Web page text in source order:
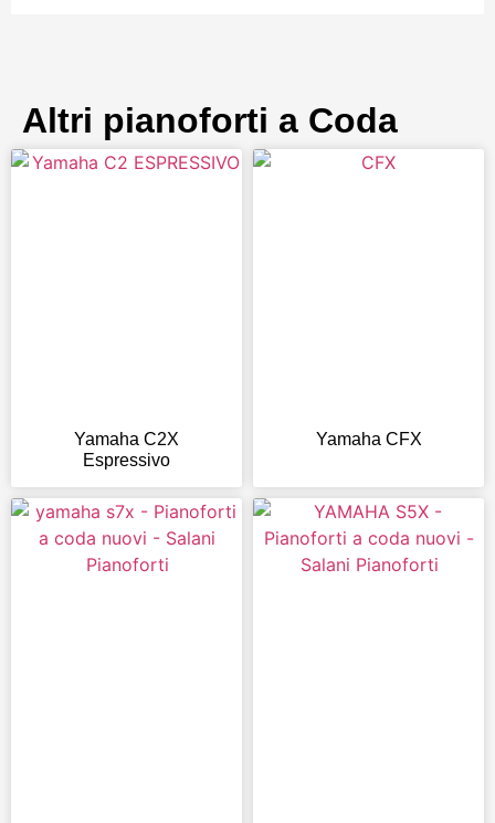
Altri pianoforti a Coda
Yamaha C2X
Espressivo
Yamaha CFX